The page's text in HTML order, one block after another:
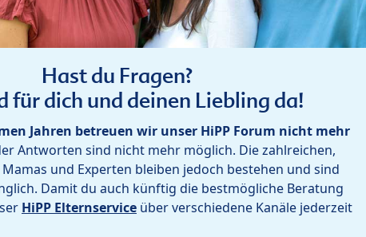
Hast du Fragen?
für dich und deinen Liebling da!
Jahren betreuen wir unser HiPP Forum nicht mehr
Antworten sind nicht mehr möglich. Die zahlreichen,
und Experten bleiben jedoch bestehen und sind
Damit du auch künftig die bestmögliche Beratung
HiPP Elternservice über verschiedene Kanäle jederzeit